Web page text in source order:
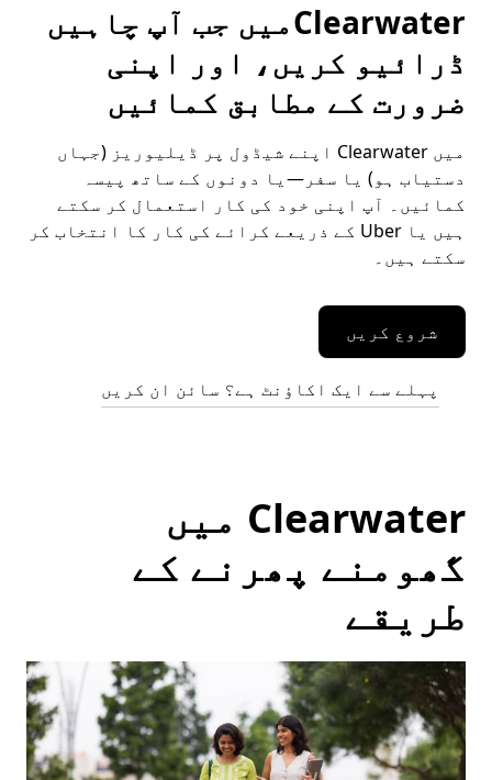
Clearwaterمیں جب آپ چاہیں
ڈرائیو کریں، اور اپنی
ضرورت کے مطابق کمائیں
میں Clearwater اپنے شیڈول پر ڈیلیوریز (جہاں
دستیاب ہو) یا سفر—یا دونوں کے ساتھ پیسہ
کمائیں۔ آپ اپنی خود کی کار استعمال کر سکتے
ہیں یا Uber کے ذریعے کرائے کی کار کا انتخاب کر
سکتے ہیں۔
شروع کریں
پہلے سے ایک اکاؤنٹ ہے؟ سائن ان کریں
Clearwater میں
گھومنے پھرنے کے
طریقے